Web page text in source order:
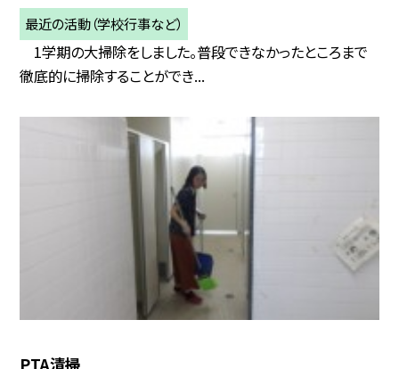
最近の活動（学校行事など）
1学期の大掃除をしました。普段できなかったところまで
徹底的に掃除することができ...
PTA清掃